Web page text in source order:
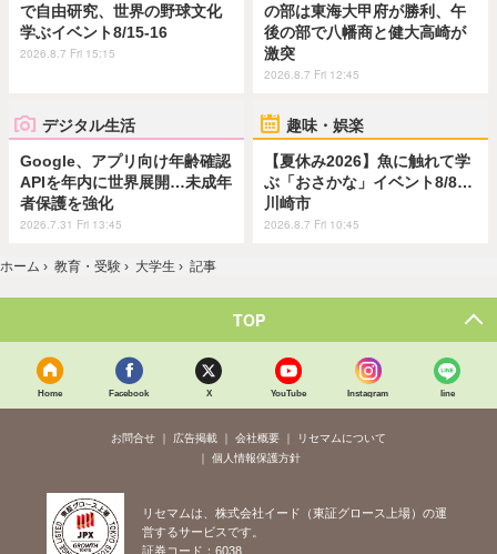
で自由研究、世界の野球文化
学ぶイベント8/15-16
2026.8.7 Fri 15:15
の部は東海大甲府が勝利、午
後の部で八幡商と健大高崎が
激突
2026.8.7 Fri 12:45
デジタル生活
Google、アプリ向け年齢確認
APIを年内に世界展開…未成年
者保護を強化
2026.7.31 Fri 13:45
趣味・娯楽
【夏休み2026】魚に触れて学
ぶ「おさかな」イベント8/8…
川崎市
2026.8.7 Fri 10:45
ホーム › 教育・受験 › 大学生 › 記事
TOP
Home Facebook X YouTube Instagram line
お問合せ 広告掲載 会社概要
リセマムについて
個人情報保護方針
リセマムは、株式会社イード（東証グロース上場）の運
営するサービスです。
証券コード：6038